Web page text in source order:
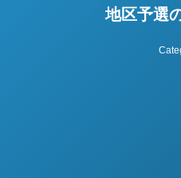
地区予選